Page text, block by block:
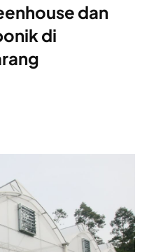
dan
di